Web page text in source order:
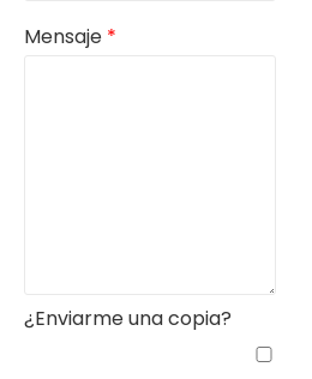
Mensaje *
¿Enviarme una copia?